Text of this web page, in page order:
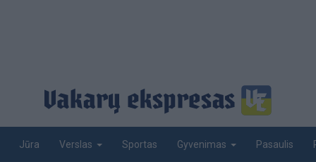
Jūra Verslas Sportas Gyvenimas Pasaulis